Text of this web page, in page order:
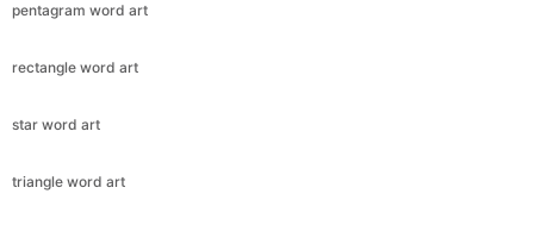
pentagram word art
rectangle word art
star word art
triangle word art